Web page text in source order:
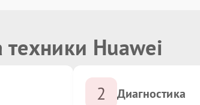
Huawei
2 Диагностика